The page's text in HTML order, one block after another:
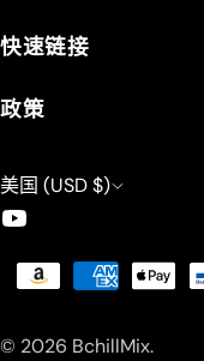
快速链接
政策
美国 (USD $)
YouTube
© 2026 BchillMix.
方